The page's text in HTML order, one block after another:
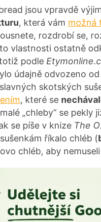
jsou vpravdě
, která vám možná
rozdrobí se,
vlastnosti ostatně
podle
údajně odvozeno
skotských
, které se
„chleby“ se pekly
se píše v knize The
říkalo chléb (
chléb, aby